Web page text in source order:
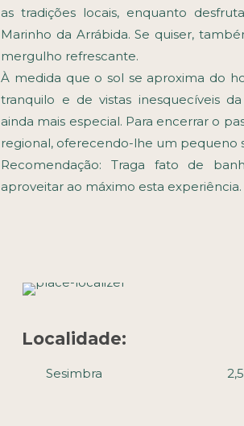
as tradições locais, enquanto
Marinho da Arrábida. Se quiser,
mergulho refrescante.
À medida que o sol se aproxima do
tranquilo e de vistas inesquecíveis
ainda mais especial. Para encerrar o
regional, oferecendo-lhe um pequeno
Recomendação: Traga fato de
aproveitar ao máximo esta experiência.
Localidade:
Sesimbra